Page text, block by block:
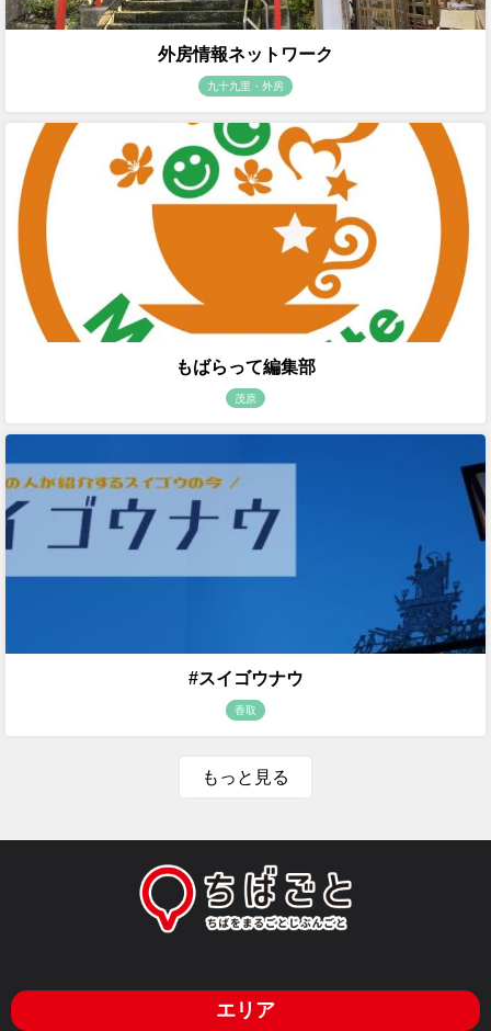
外房情報ネットワーク
九十九里・外房
もばらって編集部
茂原
#スイゴウナウ
香取
もっと見る
エリア